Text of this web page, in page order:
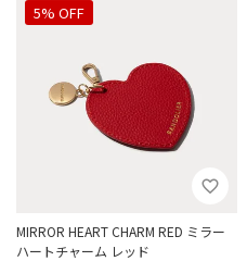
MIRROR HEART CHARM RED ミラー
ハートチャーム レッド
5% OFF